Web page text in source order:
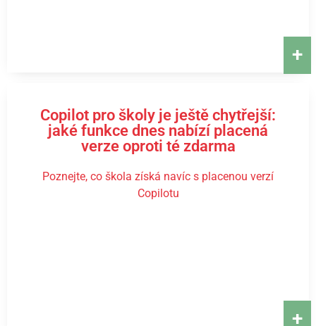
+
Copilot pro školy je ještě chytřejší:
jaké funkce dnes nabízí placená
verze oproti té zdarma
Poznejte, co škola získá navíc s placenou verzí
Copilotu
+